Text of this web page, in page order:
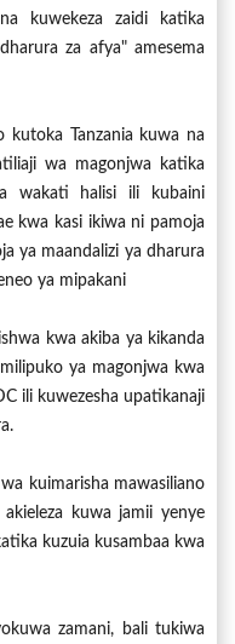
kuwekeza zaidi katika
za afya" amesema
kutoka Tanzania kuwa na
wa magonjwa katika
wakati halisi ili kubaini
kwa kasi ikiwa ni pamoja
ya maandalizi ya dharura
ya mipakani
kwa akiba ya kikanda
ya magonjwa kwa
ili kuwezesha upatikanaji
kuimarisha mawasiliano
kuwa jamii yenye
kuzuia kusambaa kwa
zamani, bali tukiwa